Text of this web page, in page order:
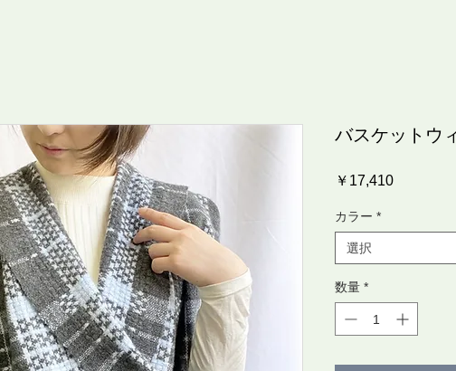
バスケットウ
￥17,410価
カラー *
選択
数量 *